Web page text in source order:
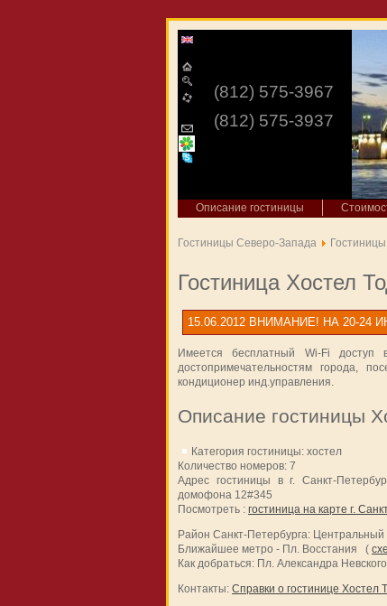
(812) 575-3967
(812) 575-3937
Описание гостиницы
Гостиницы Северо-Запада Гостиницы
Гостиница Хостел
15.06.2012 ВНИМАНИЕ! НА 20-24
Имеется бесплатный Wi-Fi доступ
достопримечательностям города,
кондиционер инд.управления.
Описание гостиницы
Категория гостиницы: хостел
Количество номеров: 7
Адрес гостиницы в г. Санкт-
домофона 12#345
Посмотреть : гостиница на карте г.
Район Санкт-Петербурга: Центральный
Ближайшее метро - Пл. Восстания (
Как добраться: Пл. Александра
Контакты: Справки о гостинице Хостел